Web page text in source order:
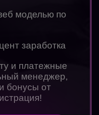
моделью по
заработка
и платежные
менеджер,
бонусы от